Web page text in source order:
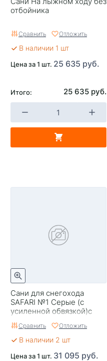
отбойника
Сравнить Отложить
В наличии 1 шт
Цена за 1 шт. 25 635 руб.
Итого: 25 635 руб.
Сани для снегохода
SAFARI №1 Серые (с
усиленной обвязкой)с
установленными
накладками
Сравнить Отложить
В наличии 2 шт
Цена за 1 шт. 31 095 руб.